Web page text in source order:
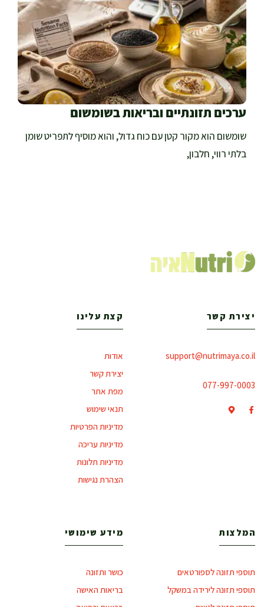
ערכים תזונתיים ובריאות בשומשום
שומשום הוא מקור קטן עם כוח גדול, והוא מוסיף לתפריט שומן
בלתי רווי, חלבון,
יצירת קשר
support@nutrimaya.co.il
077-997-0003
קצת עלינו
אודות
יצירת קשר
מפת אתר
תנאי שימוש
מדיניות הפרטיות
מדיניות עריכה
מדיניות תלונות
הצהרת נגישות
המלצות
תוספי תזונה לספורטאים
תוספי תזונה לירידה במשקל
מידע שימושי
כושר ותזונה
בריאות האישה